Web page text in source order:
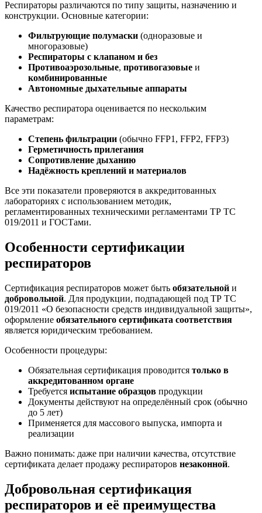
Респираторы различаются по типу защиты, назначению и
конструкции. Основные категории:
Фильтрующие полумаски (одноразовые и
многоразовые)
Респираторы с клапаном и без
Противоаэрозольные, противогазовые и
комбинированные
Автономные дыхательные аппараты
Качество респиратора оценивается по нескольким
параметрам:
Степень фильтрации (обычно FFP1, FFP2, FFP3)
Герметичность прилегания
Сопротивление дыханию
Надёжность креплений и материалов
Все эти показатели проверяются в аккредитованных
лабораториях с использованием методик,
регламентированных техническими регламентами ТР ТС
019/2011 и ГОСТами.
Особенности сертификации
респираторов
Сертификация респираторов может быть обязательной и
добровольной. Для продукции, подпадающей под ТР ТС
019/2011 «О безопасности средств индивидуальной защиты»,
оформление обязательного сертификата соответствия
является юридическим требованием.
Особенности процедуры:
Обязательная сертификация проводится только в
аккредитованном органе
Требуется испытание образцов продукции
Документы действуют на определённый срок (обычно
до 5 лет)
Применяется для массового выпуска, импорта и
реализации
Важно понимать: даже при наличии качества, отсутствие
сертификата делает продажу респираторов незаконной.
Добровольная сертификация
респираторов и её преимущества